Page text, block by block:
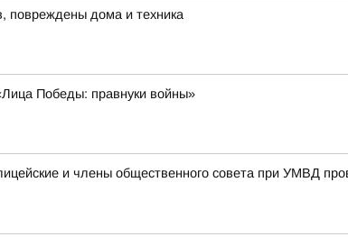
повреждены дома и техника
Победы: правнуки войны»
и члены общественного совета при УМВД